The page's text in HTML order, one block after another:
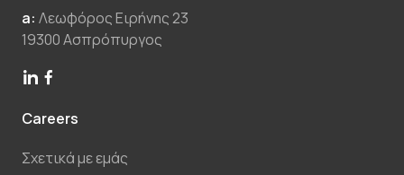
a: Λεωφόρος Ειρήνης 23
19300 Ασπρόπυργος
Careers
Σχετικά με εμάς